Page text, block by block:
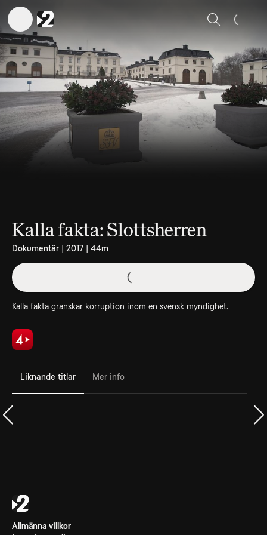
Sök
Kalla fakta: Slottsherren
Dokumentär | 2017 | 44m
Kalla fakta granskar korruption inom en svensk myndighet.
Liknande titlar Mer info
Allmänna villkor